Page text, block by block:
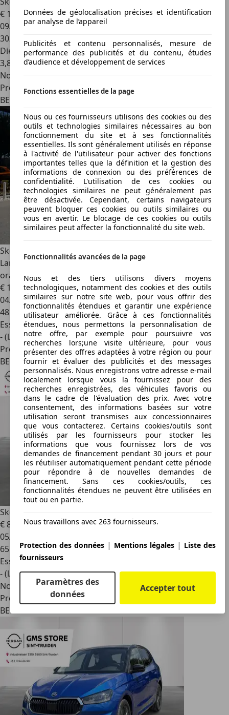
Données de géolocalisation précises et identification
par analyse de l’appareil
Publicités et contenu personnalisés, mesure de
performance des publicités et du contenu, études
d’audience et développement de services
Fonctions essentielles de la page
Nous ou ces fournisseurs utilisons des cookies ou des
outils et technologies similaires nécessaires au bon
fonctionnement du site et à ses fonctionnalités
essentielles. Ils sont généralement utilisés en réponse
à l'activité de l'utilisateur pour activer des fonctions
importantes telles que la définition et la gestion des
informations de connexion ou des préférences de
confidentialité. L'utilisation de ces cookies ou
technologies similaires ne peut généralement pas
être désactivée. Cependant, certains navigateurs
peuvent bloquer ces cookies ou outils similaires ou
vous en avertir. Le blocage de ces cookies ou outils
similaires peut affecter la fonctionnalité du site web.
Fonctionnalités avancées de la page
Nous et des tiers utilisons divers moyens
technologiques, notamment des cookies et des outils
similaires sur notre site web, pour vous offrir des
fonctionnalités étendues et garantir une expérience
utilisateur améliorée. Grâce à ces fonctionnalités
étendues, nous permettons la personnalisation de
notre offre, par exemple pour poursuivre vos
recherches lors;une visite ultérieure, pour vous
présenter des offres adaptées à votre région ou pour
fournir et évaluer des publicités et des messages
personnalisés. Nous enregistrons votre adresse e-mail
localement lorsque vous la fournissez pour des
recherches enregistrées, des véhicules favoris ou
dans le cadre de l'évaluation des prix. Avec votre
consentement, des informations basées sur votre
utilisation seront transmises aux concessionnaires
que vous contacterez. Certains cookies/outils sont
utilisés par les fournisseurs pour stocker les
informations que vous fournissez lors de vos
demandes de financement pendant 30 jours et pour
les réutiliser automatiquement pendant cette période
pour répondre à de nouvelles demandes de
financement. Sans ces cookies/outils, ces
fonctionnalités étendues ne peuvent être utilisées en
tout ou en partie.
Nous travaillons avec 263 fournisseurs.
Protection des données | Mentions légales | Liste des
fournisseurs
Paramètres des
données
Accepter tout
€ 1 999
09/2011
302 073 km
Diesel
3,8 l/100 km (mixte)
Nouveau
Professionnel
BE 6040
Skoda Fabia
Fabia 1.0i Blackline Digitaal dashboard airco
Lane assist Front assist Pdc mooie combo Lamborghini
oranje zwarte accenten
€ 15 3501
04/2025
48 651 km
Essence
- (l/100 km)
Professionnel
BE 8840
Skoda Fabia
€ 8 900
05/2018
65 223 km
Essence
- (l/100 km)
Nouveau
Professionnel
BE 3020